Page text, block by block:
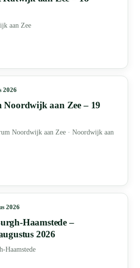
aan Zee
2026
aan Zee – 19
Noordwijk aan Zee · Noordwijk aan
2026
Haamstede –
2026
Haamstede